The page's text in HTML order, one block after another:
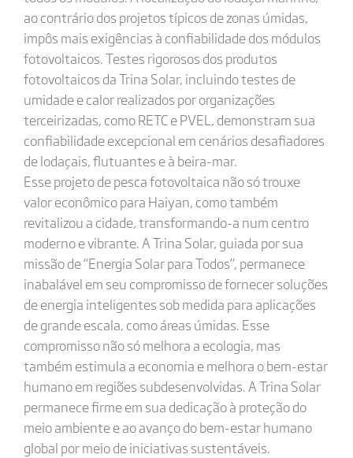
ao contrário dos projetos típicos de zonas úmidas,
impôs mais exigências à confiabilidade dos módulos
fotovoltaicos. Testes rigorosos dos produtos
fotovoltaicos da Trina Solar, incluindo testes de
umidade e calor realizados por organizações
terceirizadas, como RETC e PVEL, demonstram sua
confiabilidade excepcional em cenários desafiadores
de lodaçais, flutuantes e à beira-mar.
Esse projeto de pesca fotovoltaica não só trouxe
valor econômico para Haiyan, como também
revitalizou a cidade, transformando-a num centro
moderno e vibrante. A Trina Solar, guiada por sua
missão de “Energia Solar para Todos”, permanece
inabalável em seu compromisso de fornecer soluções
de energia inteligentes sob medida para aplicações
de grande escala, como áreas úmidas. Esse
compromisso não só melhora a ecologia, mas
também estimula a economia e melhora o bem-estar
humano em regiões subdesenvolvidas. A Trina Solar
permanece firme em sua dedicação à proteção do
meio ambiente e ao avanço do bem-estar humano
global por meio de iniciativas sustentáveis.